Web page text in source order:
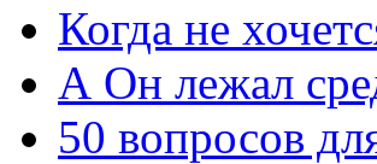
Когда не
А Он лежал
50 вопросов